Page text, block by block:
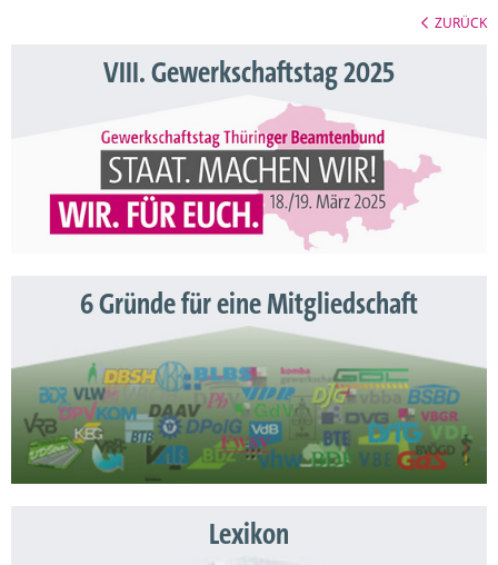
ZURÜCK
VIII. Gewerkschaftstag 2025
6 Gründe für eine Mitgliedschaft
Lexikon